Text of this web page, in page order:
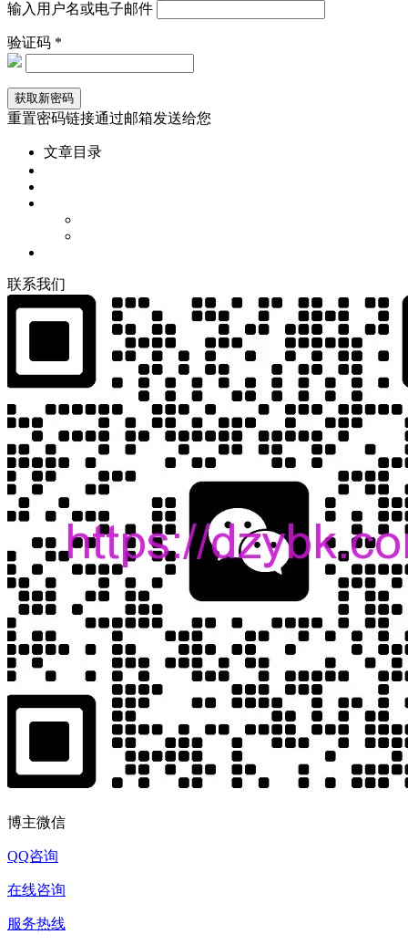
输入用户名或电子邮件
验证码 *
重置密码链接通过邮箱发送给您
文章目录
联系我们
博主微信
QQ咨询
在线咨询
服务热线